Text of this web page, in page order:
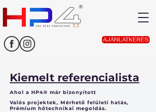
AJÁNLATKÉRÉS
Kiemelt referencialista
Ahol a HP4® már bizonyított
Valós projektek, Mérhető felületi hatás,
Prémium hőtechnikai megoldás.